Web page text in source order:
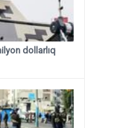
dollarlıq